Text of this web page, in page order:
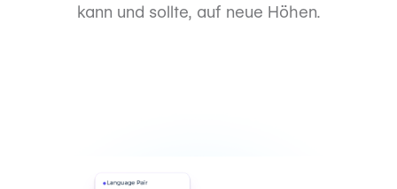
kann und sollte, auf neue Höhen.